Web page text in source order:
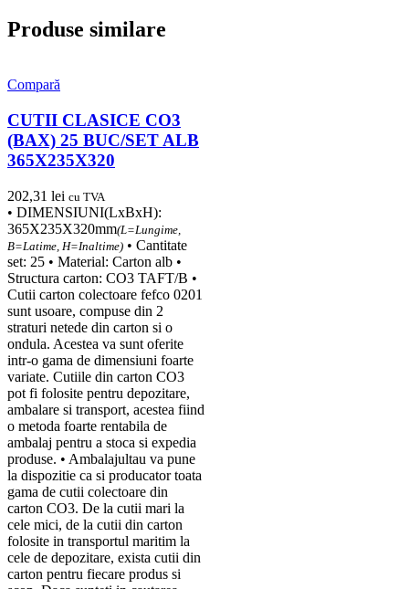
Produse similare
Compară
CUTII CLASICE CO3
(BAX) 25 BUC/SET ALB
365X235X320
202,31 lei cu TVA
• DIMENSIUNI(LxBxH):
365X235X320mm(L=Lungime,
B=Latime, H=Inaltime) • Cantitate
set: 25 • Material: Carton alb •
Structura carton: CO3 TAFT/B •
Cutii carton colectoare fefco 0201
sunt usoare, compuse din 2
straturi netede din carton si o
ondula. Acestea va sunt oferite
intr-o gama de dimensiuni foarte
variate. Cutiile din carton CO3
pot fi folosite pentru depozitare,
ambalare si transport, acestea fiind
o metoda foarte rentabila de
ambalaj pentru a stoca si expedia
produse. • Ambalajultau va pune
la dispozitie ca si producator toata
gama de cutii colectoare din
carton CO3. De la cutii mari la
cele mici, de la cutii din carton
folosite in transportul maritim la
cele de depozitare, exista cutii din
carton pentru fiecare produs si